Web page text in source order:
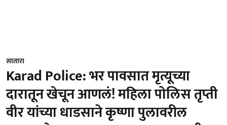
सातारा
Karad Police: भर पावसात मृत्यूच्या
दारातून खेचून आणलं! महिला पोलिस तृप्ती
वीर यांच्या धाडसाने कृष्णा पुलावरील